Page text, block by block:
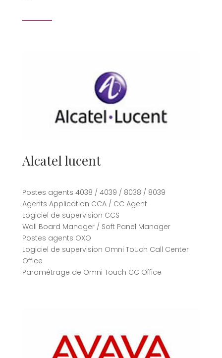
Alcatel lucent
Postes agents 4038 / 4039 / 8038 / 8039
Agents Application CCA / CC Agent
Logiciel de supervision CCS
Wall Board Manager / Soft Panel Manager
Postes agents OXO
Logiciel de supervision Omni Touch Call Center
Office
Paramétrage de Omni Touch CC Office